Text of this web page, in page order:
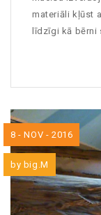
materiāli kļūst
līdzīgi kā bērni
8 - NOV - 2016
by big.M